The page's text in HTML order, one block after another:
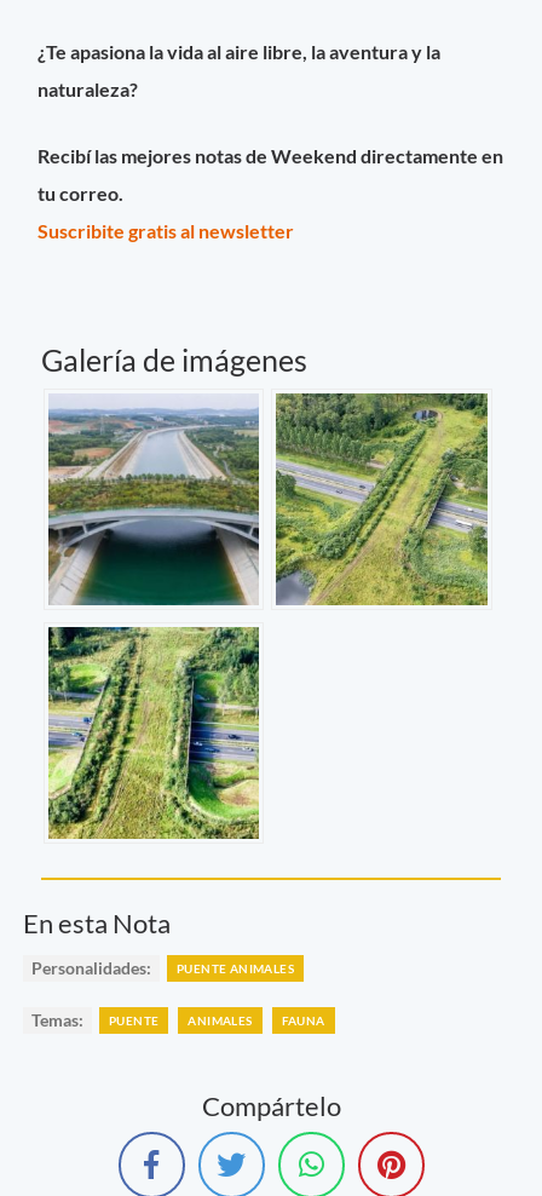
¿Te apasiona la vida al aire libre, la aventura y la
naturaleza?
Recibí las mejores notas de Weekend directamente en
tu correo.
Suscribite gratis al newsletter
Galería de imágenes
En esta Nota
Personalidades: PUENTE ANIMALES
Temas: PUENTE ANIMALES FAUNA
Compártelo